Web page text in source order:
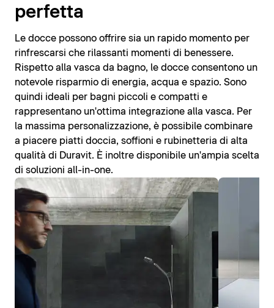
perfetta
Le docce possono offrire sia un rapido momento per
rinfrescarsi che rilassanti momenti di benessere.
Rispetto alla vasca da bagno, le docce consentono un
notevole risparmio di energia, acqua e spazio. Sono
quindi ideali per bagni piccoli e compatti e
rappresentano un'ottima integrazione alla vasca. Per
la massima personalizzazione, è possibile combinare
a piacere piatti doccia, soffioni e rubinetteria di alta
qualità di Duravit. È inoltre disponibile un'ampia scelta
di soluzioni all-in-one.